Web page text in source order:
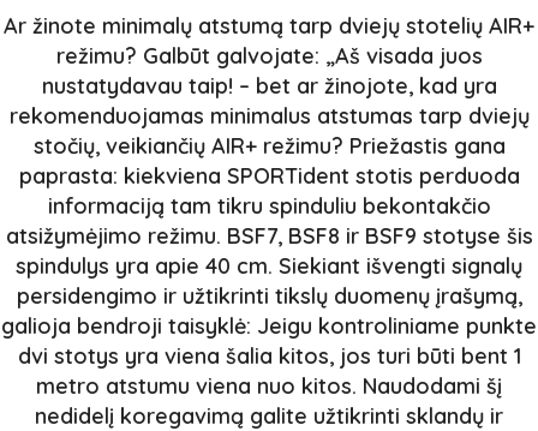
Ar žinote minimalų atstumą tarp dviejų stotelių AIR+
režimu? Galbūt galvojate: „Aš visada juos
nustatydavau taip! – bet ar žinojote, kad yra
rekomenduojamas minimalus atstumas tarp dviejų
stočių, veikiančių AIR+ režimu? Priežastis gana
paprasta: kiekviena SPORTident stotis perduoda
informaciją tam tikru spinduliu bekontakčio
atsižymėjimo režimu. BSF7, BSF8 ir BSF9 stotyse šis
spindulys yra apie 40 cm. Siekiant išvengti signalų
persidengimo ir užtikrinti tikslų duomenų įrašymą,
galioja bendroji taisyklė: Jeigu kontroliniame punkte
dvi stotys yra viena šalia kitos, jos turi būti bent 1
metro atstumu viena nuo kitos. Naudodami šį
nedidelį koregavimą galite užtikrinti sklandų ir